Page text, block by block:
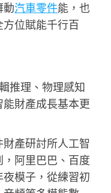
動汽車零件能，也
位賦能千行百
推理、物理感知
財產成長基本更
產研討所人工智
阿里巴巴、百度
模子，從練習初